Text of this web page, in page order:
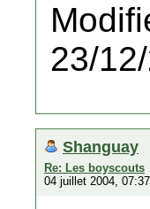
23/
Shanguay
Re: Les boyscouts
04 juillet 2004, 07:37